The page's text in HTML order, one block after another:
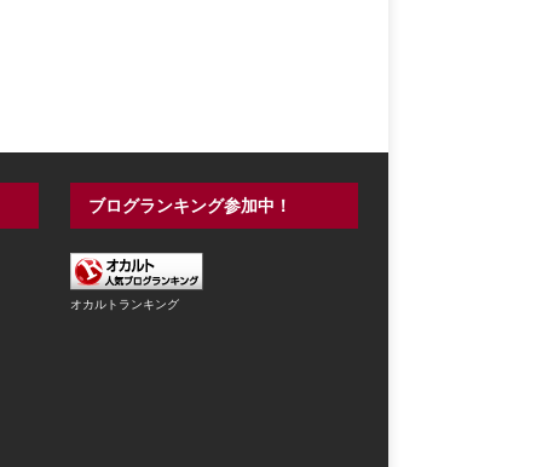
ブログランキング参加中！
オカルトランキング